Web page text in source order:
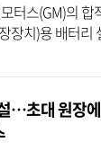
터스(GM)의 합
장치)용 배터리
스프링힐 공장
…초대 원장에